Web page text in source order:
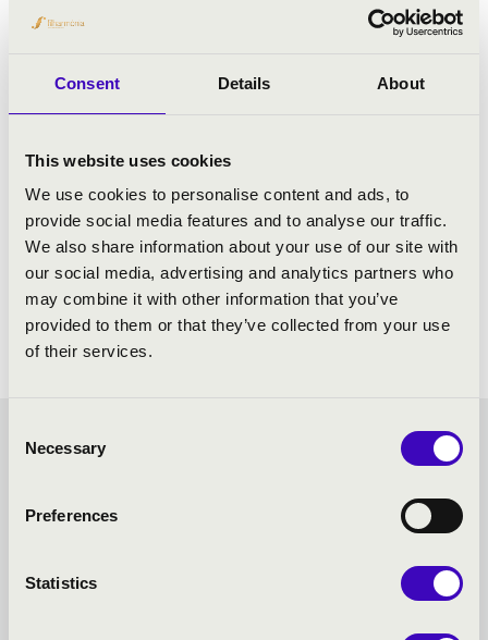
Consent Details About
This website uses cookies
We use cookies to personalise content and ads, to
provide social media features and to analyse our traffic.
We also share information about your use of our site with
our social media, advertising and analytics partners who
may combine it with other information that you’ve
provided to them or that they’ve collected from your use
of their services.
Selection
Necessary
Preferences
Statistics
Szegedi Szimfonikus Zenekar
Cao Zhiping
Kósa Lőrinc- basszus
vezényel:Gyüdi Sándor
MŰSOR:
Haydn: Stabat Mater
VASZY BÉRLET - SZEGED -
TOVÁBBI KONCERTEK